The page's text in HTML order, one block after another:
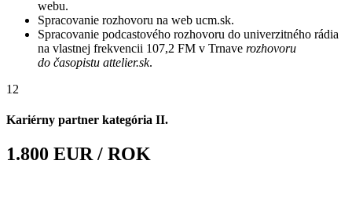
webu.
Spracovanie rozhovoru na web ucm.sk.
Spracovanie podcastového rozhovoru do univerzitného rádia
na vlastnej frekvencii 107,2 FM v Trnave rozhovoru
do časopistu attelier.sk.
12
Kariérny partner kategória II.
1.800 EUR / ROK